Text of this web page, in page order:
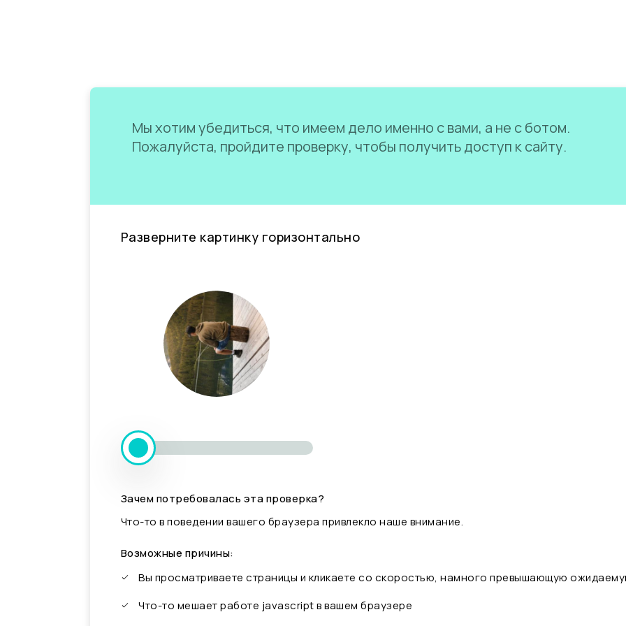
Мы хотим убедиться, что имеем дело именно с вами, а не с ботом.
Пожалуйста, пройдите проверку, чтобы получить доступ к сайту.
Разверните картинку горизонтально
Зачем потребовалась эта проверка?
Что-то в поведении вашего браузера привлекло наше внимание.
Возможные причины:
Вы просматриваете страницы и кликаете со скоростью, намного превышающую
Что-то мешает работе javascript в вашем браузере